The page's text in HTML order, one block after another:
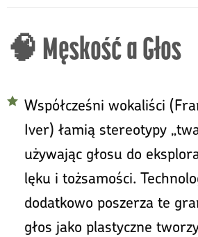
🧠 Męskość a Głos
Współcześni wokaliści
Iver) łamią stereotypy
używając głosu do
lęku i tożsamości.
dodatkowo poszerza te
głos jako plastyczne